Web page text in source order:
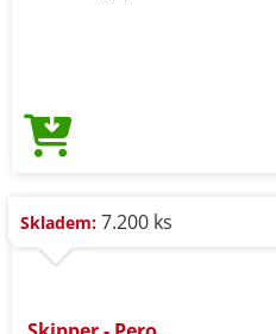
Skladem: 7.200 ks